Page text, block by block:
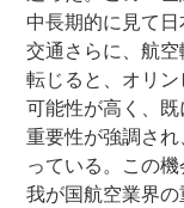
中長期的に見て日
交通さらに、航空
転じると、オリ
可能性が高く、
重要性が強調さ
っている。この機
我が国航空業界